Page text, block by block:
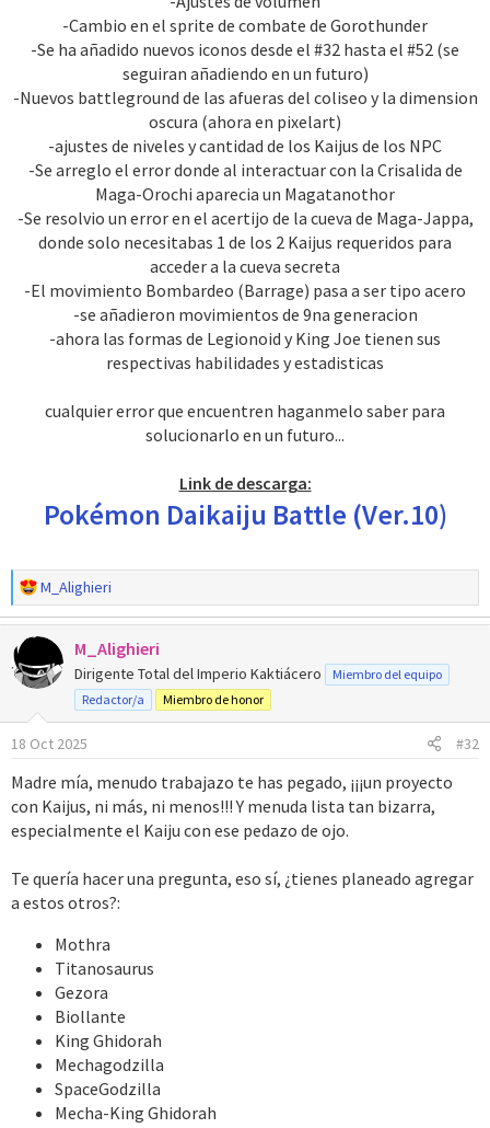
-Cambio en el sprite de combate de Gorothunder
-Se ha añadido nuevos iconos desde el #32 hasta el #52 (se
seguiran añadiendo en un futuro)
-Nuevos battleground de las afueras del coliseo y la dimension
oscura (ahora en pixelart)
-ajustes de niveles y cantidad de los Kaijus de los NPC
-Se arreglo el error donde al interactuar con la Crisalida de
Maga-Orochi aparecia un Magatanothor
-Se resolvio un error en el acertijo de la cueva de Maga-Jappa,
donde solo necesitabas 1 de los 2 Kaijus requeridos para
acceder a la cueva secreta
-El movimiento Bombardeo (Barrage) pasa a ser tipo acero
-se añadieron movimientos de 9na generacion
-ahora las formas de Legionoid y King Joe tienen sus
respectivas habilidades y estadisticas
cualquier error que encuentren haganmelo saber para
solucionarlo en un futuro...
Link de descarga:
Pokémon Daikaiju Battle (Ver.10)
R
e
a
c
i
e
s
:
M_Alighieri
M_Alighieri
Dirigente Total del Imperio Kaktiácero
Miembro del equipo
Redactor/a
Miembro de honor
18 Oct 2025 #32
Madre mía, menudo trabajazo te has pegado, ¡¡¡un proyecto
con Kaijus, ni más, ni menos!!! Y menuda lista tan bizarra,
especialmente el Kaiju con ese pedazo de ojo.
Te quería hacer una pregunta, eso sí, ¿tienes planeado agregar
a estos otros?:
Mothra
Titanosaurus
Gezora
Biollante
King Ghidorah
Mechagodzilla
SpaceGodzilla
Mecha-King Ghidorah